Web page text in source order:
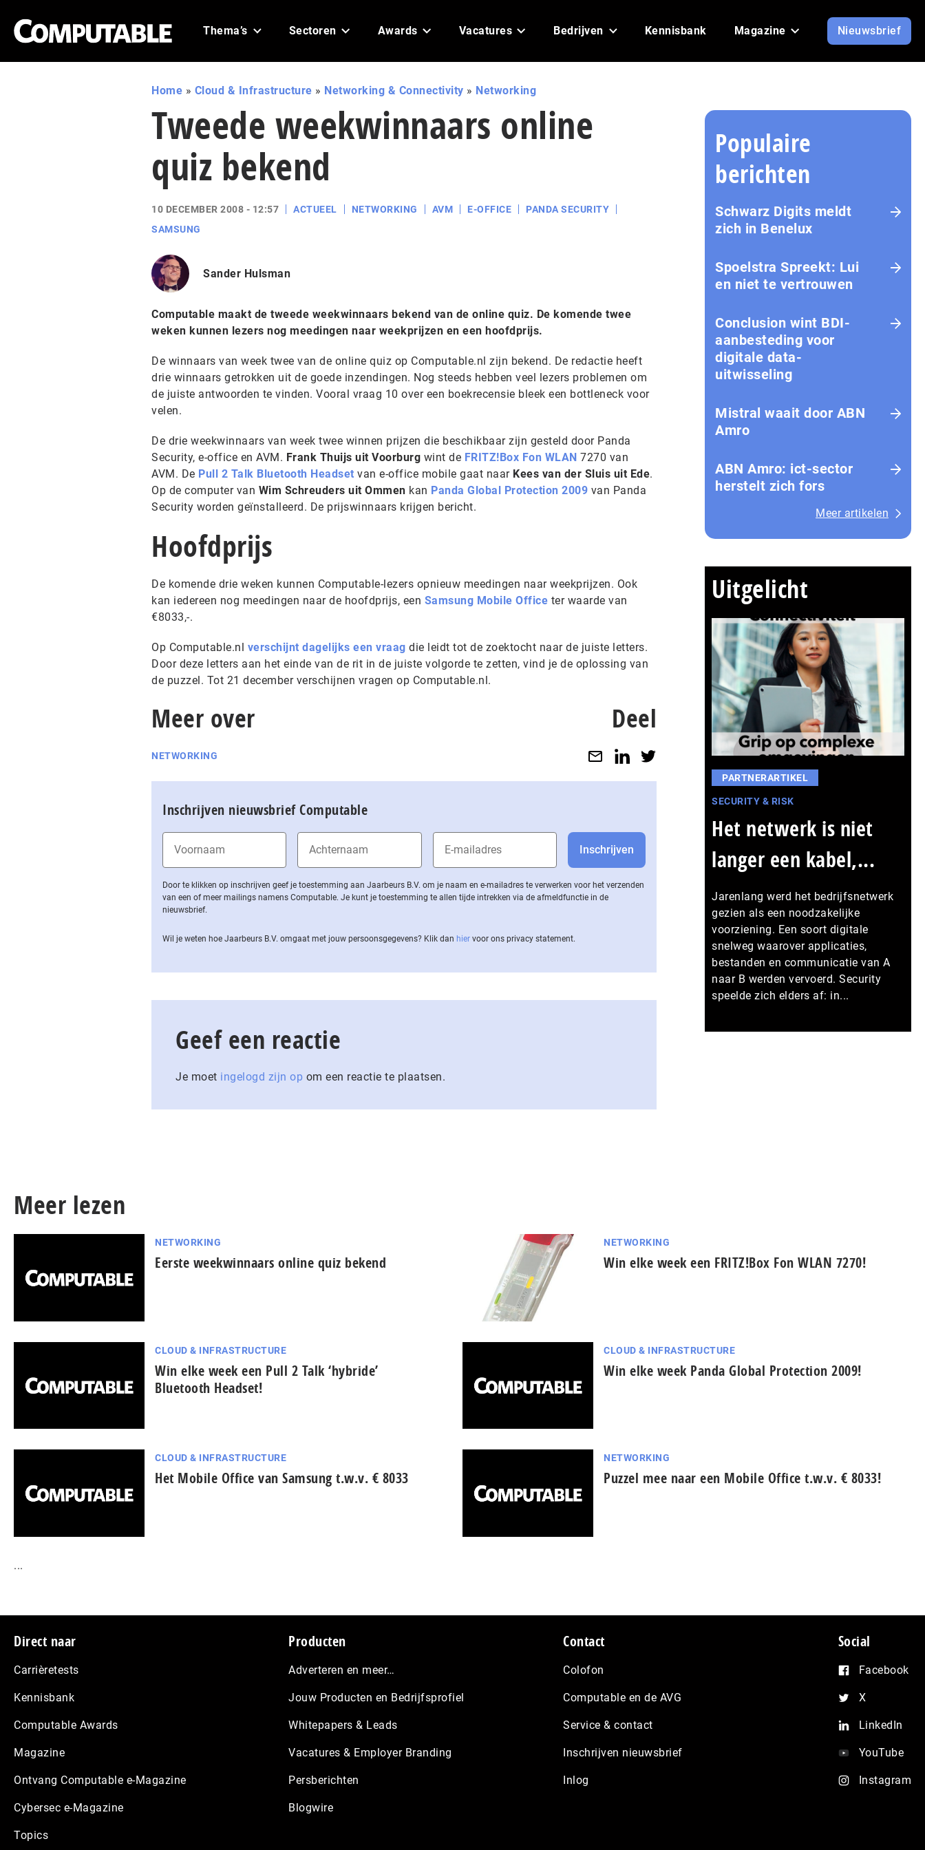
Thema’s Sectoren Awards Vacatures Bedrijven Kennisbank Magazine Nieuwsbrief
Home » Cloud & Infrastructure » Networking & Connectivity » Networking
Tweede weekwinnaars online
quiz bekend
10 DECEMBER 2008 - 12:57 ACTUEEL NETWORKING AVM E-OFFICE
PANDA SECURITY
SAMSUNG
Sander Hulsman
Computable maakt de tweede weekwinnaars bekend van de online quiz. De komende twee
weken kunnen lezers nog meedingen naar weekprijzen en een hoofdprijs.
De winnaars van week twee van de online quiz op Computable.nl zijn bekend. De redactie heeft
drie winnaars getrokken uit de goede inzendingen. Nog steeds hebben veel lezers problemen om
de juiste antwoorden te vinden. Vooral vraag 10 over een boekrecensie bleek een bottleneck voor
velen.
De drie weekwinnaars van week twee winnen prijzen die beschikbaar zijn gesteld door Panda
Security, e-office en AVM. Frank Thuijs uit Voorburg wint de FRITZ!Box Fon WLAN 7270 van
AVM. De Pull 2 Talk Bluetooth Headset van e-office mobile gaat naar Kees van der Sluis uit Ede.
Op de computer van Wim Schreuders uit Ommen kan Panda Global Protection 2009 van Panda
Security worden geïnstalleerd. De prijswinnaars krijgen bericht.
Hoofdprijs
De komende drie weken kunnen Computable-lezers opnieuw meedingen naar weekprijzen. Ook
kan iedereen nog meedingen naar de hoofdprijs, een Samsung Mobile Office ter waarde van
€8033,-.
Op Computable.nl verschijnt dagelijks een vraag die leidt tot de zoektocht naar de juiste letters.
Door deze letters aan het einde van de rit in de juiste volgorde te zetten, vind je de oplossing van
de puzzel. Tot 21 december verschijnen vragen op Computable.nl.
Meer over
NETWORKING
Deel
Inschrijven nieuwsbrief Computable
Door te klikken op inschrijven geef je toestemming aan Jaarbeurs B.V. om je naam en e-mailadres te verwerken voor het verzenden
van een of meer mailings namens Computable. Je kunt je toestemming te allen tijde intrekken via de af­meld­func­tie in de
nieuwsbrief.
Wil je weten hoe Jaarbeurs B.V. omgaat met jouw per­soons­ge­ge­vens? Klik dan hier voor ons privacy statement.
Geef een reactie
Je moet ingelogd zijn op om een reactie te plaatsen.
Populaire
berichten
Schwarz Digits meldt
zich in Benelux
Spoelstra Spreekt: Lui
en niet te vertrouwen
Conclusion wint BDI-
aanbesteding voor
digitale data-
uitwisseling
Mistral waait door ABN
Amro
ABN Amro: ict-sector
herstelt zich fors
Meer artikelen
Uitgelicht
PARTNERARTIKEL
SECURITY & RISK
Het netwerk is niet
langer een kabel,...
Jarenlang werd het bedrijfsnetwerk
gezien als een noodzakelijke
voorziening. Een soort digitale
snelweg waarover applicaties,
bestanden en communicatie van A
naar B werden vervoerd. Security
speelde zich elders af: in...
Meer lezen
NETWORKING
Eerste weekwinnaars online quiz bekend
NETWORKING
Win elke week een FRITZ!Box Fon WLAN 7270!
CLOUD & INFRASTRUCTURE
Win elke week een Pull 2 Talk ‘hybride’
Bluetooth Headset!
CLOUD & INFRASTRUCTURE
Win elke week Panda Global Protection 2009!
CLOUD & INFRASTRUCTURE
Het Mobile Office van Samsung t.w.v. € 8033
NETWORKING
Puzzel mee naar een Mobile Office t.w.v. € 8033!
...
Footer
Direct naar
Carrièretests
Kennisbank
Computable Awards
Magazine
Ontvang Computable e-Magazine
Cybersec e-Magazine
Topics
Producten
Adverteren en meer…
Jouw Producten en Bedrijfsprofiel
Whitepapers & Leads
Vacatures & Employer Branding
Persberichten
Blogwire
Contact
Colofon
Computable en de AVG
Service & contact
Inschrijven nieuwsbrief
Inlog
Social
Facebook
X
LinkedIn
YouTube
Instagram